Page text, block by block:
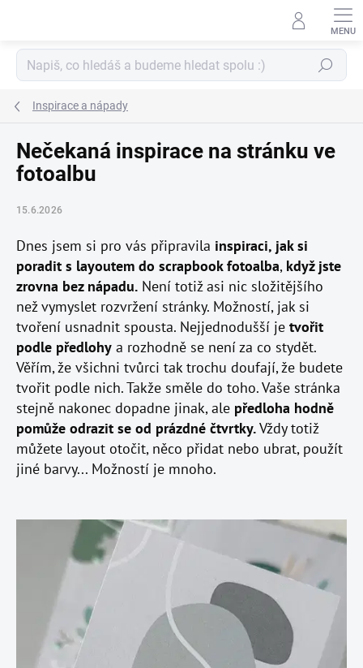
Hledat
Inspirace a nápady
Nečekaná inspirace na stránku ve
fotoalbu
15.6.2026
Dnes jsem si pro vás připravila inspiraci, jak si
poradit s layoutem do scrapbook fotoalba, když jste
zrovna bez nápadu. Není totiž asi nic složitějšího
než vymyslet rozvržení stránky. Možností, jak si
tvoření usnadnit spousta. Nejjednodušší je tvořit
podle předlohy a rozhodně se není za co stydět.
Věřím, že všichni tvůrci tak trochu doufají, že budete
tvořit podle nich. Takže směle do toho. Vaše stránka
stejně nakonec dopadne jinak, ale předloha hodně
pomůže odrazit se od prázdné čtvrtky.Vždy totiž
můžete layout otočit, něco přidat nebo ubrat, použít
jiné barvy... Možností je mnoho.